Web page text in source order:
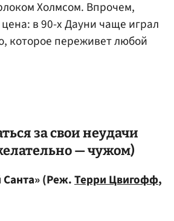
Холмсом. Впрочем,
цена: в 90-х Дауни чаще играл
которое переживет любой
за свои неудачи
— чужом)
(Реж.Терри Цвигофф,